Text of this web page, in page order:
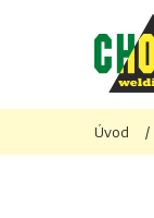
Úvod /